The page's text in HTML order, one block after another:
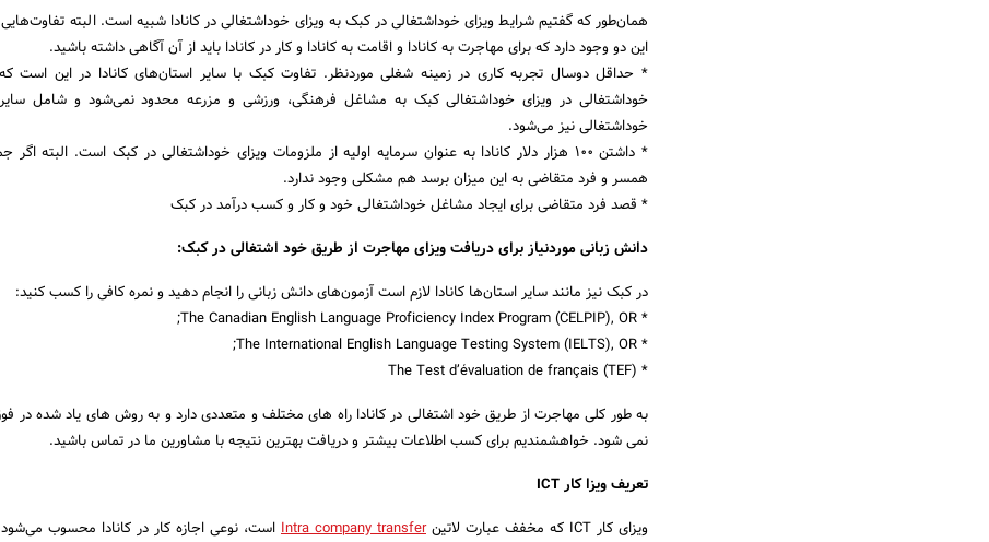
همان‌طور که گفتیم شرایط ویزای خوداشتغالی در کبک به ویزای خوداشتغالی در کانادا شبیه است. البته
این دو وجود دارد که برای مهاجرت به کانادا و اقامت به کانادا و کار در کانادا باید از آن آگاهی داشته باشید.
* حداقل دوسال تجربه کاری در زمینه شغلی موردنظر. تفاوت کبک با سایر استان‌های کانادا در این است
خوداشتغالی در ویزای خوداشتغالی کبک به مشاغل فرهنگی، ورزشی و مزرعه محدود نمی‌شود و شامل
خوداشتغالی نیز می‌شود.
* داشتن 100 هزار دلار کانادا به عنوان سرمایه اولیه از ملزومات ویزای خوداشتغالی در کبک است. البته اگر
همسر و فرد متقاضی به این میزان برسد هم مشکلی وجود ندارد.
* قصد فرد متقاضی برای ایجاد مشاغل خوداشتغالی خود و کار و کسب درآمد در کبک
دانش زبانی موردنیاز برای دریافت ویزای مهاجرت از طریق خود اشتغالی در کبک:
در کبک نیز مانند سایر استان‌ها کانادا لازم است آزمون‌های دانش زبانی را انجام دهید و نمره کافی را کسب کنید:
* The Canadian English Language Proficiency Index Program (CELPIP), OR;
* The International English Language Testing System (IELTS), OR;
* The Test d’évaluation de français (TEF)
به طور کلی مهاجرت از طریق خود اشتغالی در کانادا راه های مختلف و متعددی دارد و به روش های یاد شده در
نمی شود. خواهشمندیم برای کسب اطلاعات بیشتر و دریافت بهترین نتیجه با مشاورین ما در تماس باشید.
تعریف ویزا کار ICT
ویزای کار ICT که مخفف عبارت لاتین
Intra company transfer است، نوعی اجازه کار در کانادا محسوب می‌شود.